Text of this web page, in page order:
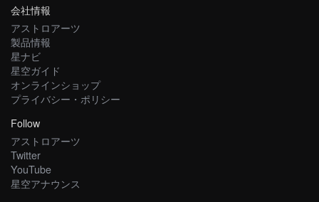
会社情報
アストロアーツ
製品情報
星ナビ
星空ガイド
オンラインショップ
プライバシー・ポリシー
Follow
アストロアーツ
Twitter
YouTube
星空アナウンス